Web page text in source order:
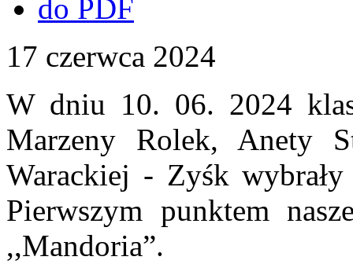
17 czerwca 2024
W dniu 10. 06. 2024
Marzeny Rolek, Anety
Warackiej - Zyśk
Pierwszym punktem
,,Mandoria”.